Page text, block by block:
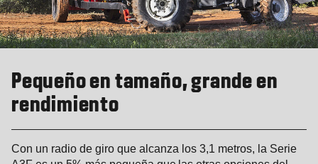
Pequeño en tamaño, grande en
rendimiento
Con un radio de giro que alcanza los 3,1 metros, la Serie